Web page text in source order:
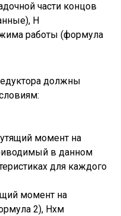
части концов
Н
работы (формула
должны
момент на
в данном
для каждого
момент на
2), Нхм